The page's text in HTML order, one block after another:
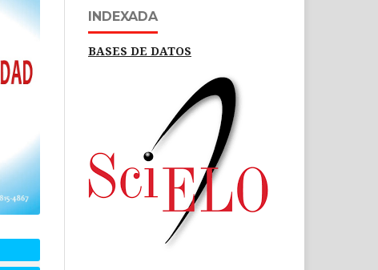
INDEXADA
BASES DE DATOS